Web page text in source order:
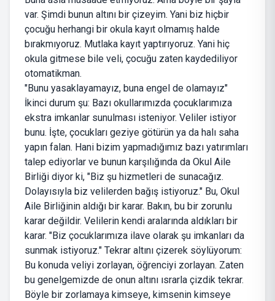
var. Şimdi bunun altını bir çizeyim. Yani biz hiçbir
çocuğu herhangi bir okula kayıt olmamış halde
bırakmıyoruz. Mutlaka kayıt yaptırıyoruz. Yani hiç
okula gitmese bile veli, çocuğu zaten kaydediliyor
otomatikman.
"Bunu yasaklayamayız, buna engel de olamayız"
İkinci durum şu: Bazı okullarımızda çocuklarımıza
ekstra imkanlar sunulması isteniyor. Veliler istiyor
bunu. İşte, çocukları geziye götürün ya da halı saha
yapın falan. Hani bizim yapmadığımız bazı yatırımları
talep ediyorlar ve bunun karşılığında da Okul Aile
Birliği diyor ki, "Biz şu hizmetleri de sunacağız.
Dolayısıyla biz velilerden bağış istiyoruz." Bu, Okul
Aile Birliğinin aldığı bir karar. Bakın, bu bir zorunlu
karar değildir. Velilerin kendi aralarında aldıkları bir
karar. "Biz çocuklarımıza ilave olarak şu imkanları da
sunmak istiyoruz." Tekrar altını çizerek söylüyorum:
Bu konuda veliyi zorlayan, öğrenciyi zorlayan. Zaten
bu genelgemizde de onun altını ısrarla çizdik tekrar.
Böyle bir zorlamaya kimseye, kimsenin kimseye